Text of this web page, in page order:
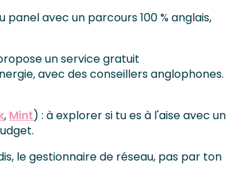
panel avec un parcours 100 % anglais,
un service gratuit
avec des conseillers anglophones.
, Mint) : à explorer si tu es à l'aise avec un
le gestionnaire de réseau, pas par ton